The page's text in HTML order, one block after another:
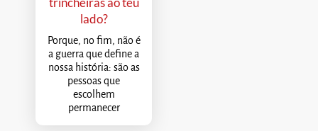
lado?
Porque, no fim, não é
a guerra que define a
nossa história: são as
pessoas que
escolhem
permanecer